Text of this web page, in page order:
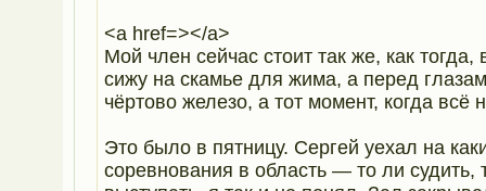
<a href=></a>
Мой член сейчас стоит так же, как тогда,
сижу на скамье для жима, а перед
чёртово железо, а тот момент, когда всё
Это было в пятницу. Сергей уехал на
соревнования в область — то ли судить,